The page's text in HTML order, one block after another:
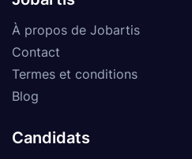
À propos de Jobartis
Contact
Termes et conditions
Blog
Candidats